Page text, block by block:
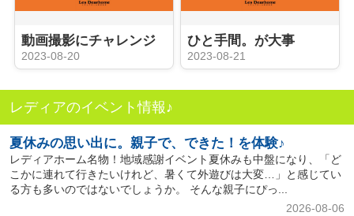
動画撮影にチャレンジ
2023-08-20
ひと手間。が大事
2023-08-21
レディアのイベント情報♪
夏休みの思い出に。親子で、できた！を体験♪
レディアホーム名物！地域感謝イベント夏休みも中盤になり、「ど
こかに連れて行きたいけれど、暑くて外遊びは大変…」と感じてい
る方も多いのではないでしょうか。 そんな親子にぴっ...
2026-08-06